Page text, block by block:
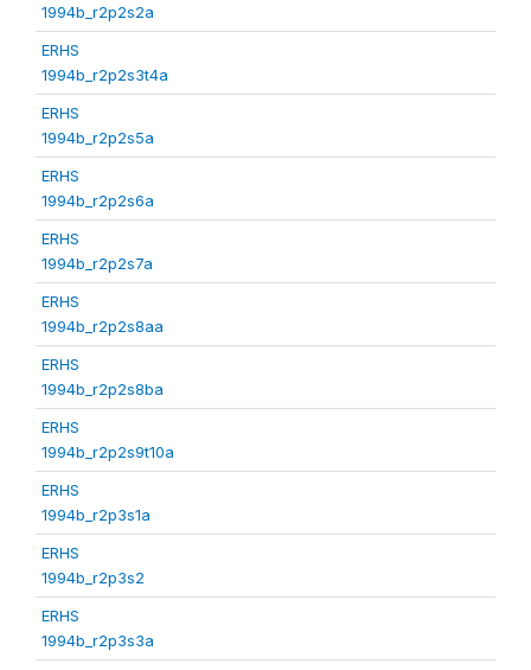
1994b_r2p2s2a
ERHS
1994b_r2p2s3t4a
ERHS
1994b_r2p2s5a
ERHS
1994b_r2p2s6a
ERHS
1994b_r2p2s7a
ERHS
1994b_r2p2s8aa
ERHS
1994b_r2p2s8ba
ERHS
1994b_r2p2s9t10a
ERHS
1994b_r2p3s1a
ERHS
1994b_r2p3s2
ERHS
1994b_r2p3s3a